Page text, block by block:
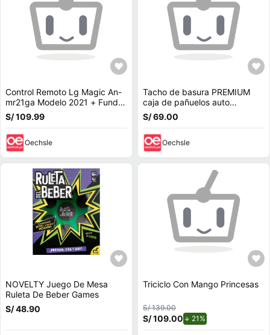
Control Remoto Lg Magic An-
mr21ga Modelo 2021 + Funda
Roja cerrada
S/ 109.99
Oechsle
Tacho de basura PREMIUM
caja de pañuelos auto
camioneta
S/ 69.00
Oechsle
NOVELTY Juego De Mesa
Ruleta De Beber Games
S/ 48.90
Triciclo Con Mango Princesas
S/ 139.00
S/ 109.00 21%